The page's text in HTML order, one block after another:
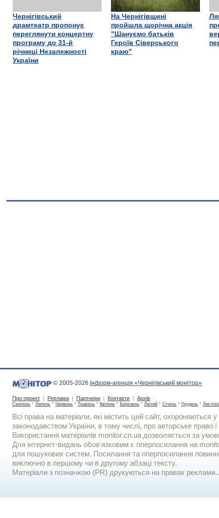
Чернігівський
драмтеатр пропонує
переглянути концертну
програму до 31-й
річниці Незалежності
України
На Чернігівщині
пройшла щорічна акція
"Шануємо батьків
Героїв Сіверського
краю"
© 2005-2026 Інформ-агенція «Чернігівський монітор»
Про проект | Реклама | Партнери | Контакти | Архів :
Серпень * Липень * Червень * Травень * Квітень * Березень * Лютий * Січень * Грудень *
Всі права на матеріали, які містить цей сайт, охороняються у
законодавством України, в тому числі, про авторське право і
Використання матерiалiв monitor.cn.ua дозволяється за
Для iнтернет-видань обов'язковим є гiперпосилання на
для пошукових систем. Посилання та гіперпосилання
виключно в першому чи в другому абзаці тексту.
Матеріали з позначкою (PR) друкуються на правах реклами..